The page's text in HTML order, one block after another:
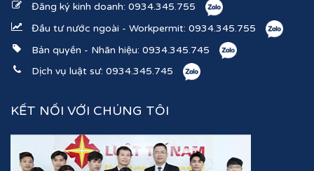
Đăng ký kinh doanh: 0934.345.755
Đầu tư nước ngoài - Workpermit: 0934.345.755
Bản quyền - Nhãn hiệu: 0934.345.745
Dịch vụ luật sư: 0934.345.745
KẾT NỐI VỚI CHÚNG TÔI